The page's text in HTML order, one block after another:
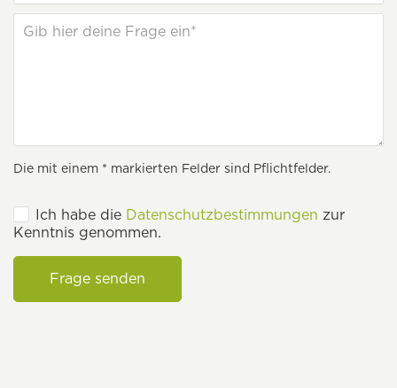
Die mit einem * markierten Felder sind Pflichtfelder.
Ich habe die Datenschutzbestimmungen zur
Kenntnis genommen.
Frage senden